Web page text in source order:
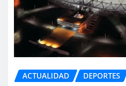
ACTUALIDAD DEPORTES